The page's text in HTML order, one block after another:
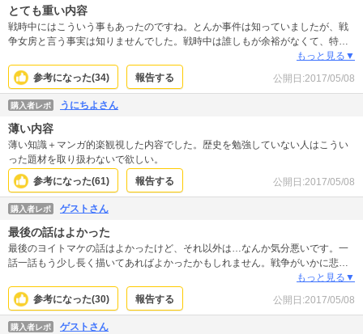
とても重い内容
戦時中にはこういう事もあったのですね。とんか事件は知っていましたが、戦
争女房と言う事実は知りませんでした。戦時中は誰しもが余裕がなくて、特に
戦地にいる兵隊さんたちは日々死の恐怖を持ちながら生きている…ここで描か
れている女性はみんなとてもひどい扱いをされていますが、何が悪くて何が良
いのか、そういう概念すら今の時代を生きている私には判断できないなと思い
ました。とんか事件の件については完全に怒りしかありませんが。こうした歴
史があった事をもっと知らなければならないですね。
もっと見る▼
参考になった(34) 報告する 公開日:2017/05/08
購入者レポ うにちよさん
薄い内容
薄い知識＋マンガ的楽観視した内容でした。歴史を勉強していない人はこうい
った題材を取り扱わないで欲しい。
参考になった(61) 報告する 公開日:2017/05/08
購入者レポ ゲストさん
最後の話はよかった
最後のヨイトマケの話はよかったけど、それ以外は…なんか気分悪いです。一
話一話もう少し長く描いてあればよかったかもしれません。戦争がいかに悲惨
なのかはわかります。女性に対する扱いもわかります。でも、なんか足りない
ような…。そんな印象を抱きました
もっと見る▼
参考になった(30) 報告する 公開日:2017/05/08
購入者レポ ゲストさん